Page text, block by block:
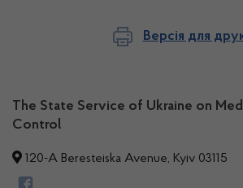
Версія для
The State Service of Ukraine on
Control
120-A Beresteiska Avenue, Kyiv 03115